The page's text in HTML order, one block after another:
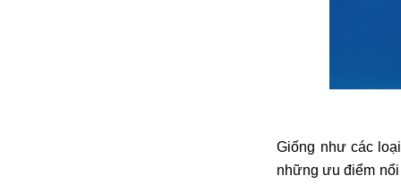
Giống như các loại
những ưu điểm